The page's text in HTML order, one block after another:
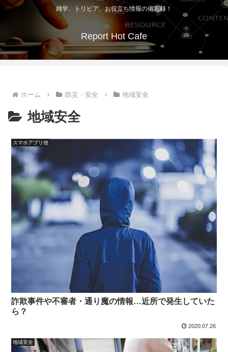
雑学、トリビア、お役立ち情報の備忘録！
Report Hot Cafe
ホーム 防災・安全 地域安全
地域安全
スマホアプリ他
詐欺事件や不審者・通り魔の情報…近所で発生していた
ら？
2020.07.26
地域安全